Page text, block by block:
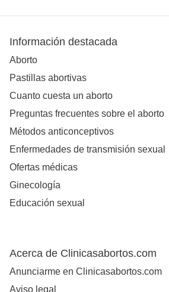
Información destacada
Aborto
Pastillas abortivas
Cuanto cuesta un aborto
Preguntas frecuentes sobre el aborto
Métodos anticonceptivos
Enfermedades de transmisión sexual
Ofertas médicas
Ginecología
Educación sexual
Acerca de Clinicasabortos.com
Anunciarme en Clinicasabortos.com
Aviso legal